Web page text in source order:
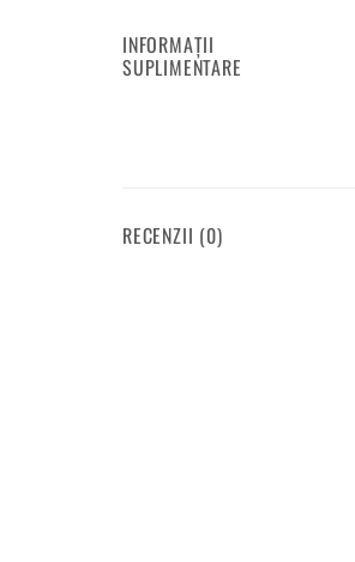
INFORMAȚII
SUPLIMENTARE
RECENZII (0)